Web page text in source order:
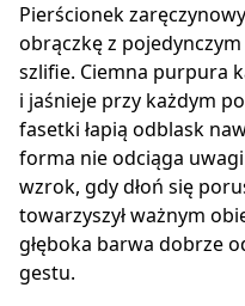
Pierścionek
obrączkę z
szlifie. Ciemna purpura
i jaśnieje przy każdym
fasetki łapią odblask
forma nie odciąga
wzrok, gdy dłoń się
towarzyszył ważnym
głęboka barwa dobrze
gestu.